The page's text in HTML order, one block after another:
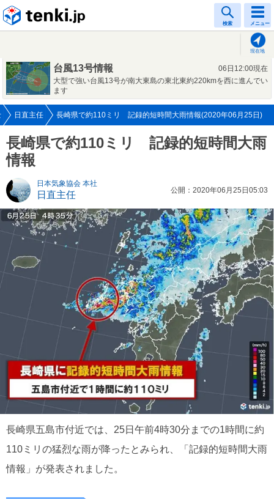
検索 メニュー
現在地
台風13号情報
06日12:00現在
大型で強い台風13号が南大東島の東北東約220kmを西に進んでい
ます
日直主任 長崎県で約110ミリ 記録的短時間大雨情報(2020年06月25日)
長崎県で約110ミリ 記録的短時間大雨
情報
日本気象協会 本社
日直主任 公開：2020年06月25日05:03
長崎県五島市付近では、25日午前4時30分までの1時間に約
110ミリの猛烈な雨が降ったとみられ、「記録的短時間大雨
情報」が発表されました。